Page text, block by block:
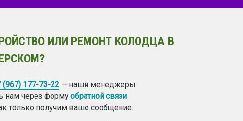
ИЛИ РЕМОНТ КОЛОДЦА В
(967) 177-73-22 — наши менеджеры
нам через форму обратной связи
только получим ваше сообщение.